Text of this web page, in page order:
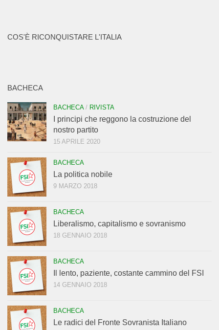
COS'È RICONQUISTARE L'ITALIA
BACHECA
BACHECA/ RIVISTA
I principi che reggono la costruzione del
nostro partito
15 APRILE 2020
BACHECA
La politica nobile
9 MARZO 2018
BACHECA
Liberalismo, capitalismo e sovranismo
18 GENNAIO 2018
BACHECA
Il lento, paziente, costante cammino del FSI
14 GENNAIO 2018
BACHECA
Le radici del Fronte Sovranista Italiano